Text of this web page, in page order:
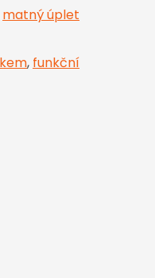
matný úplet
, funkční